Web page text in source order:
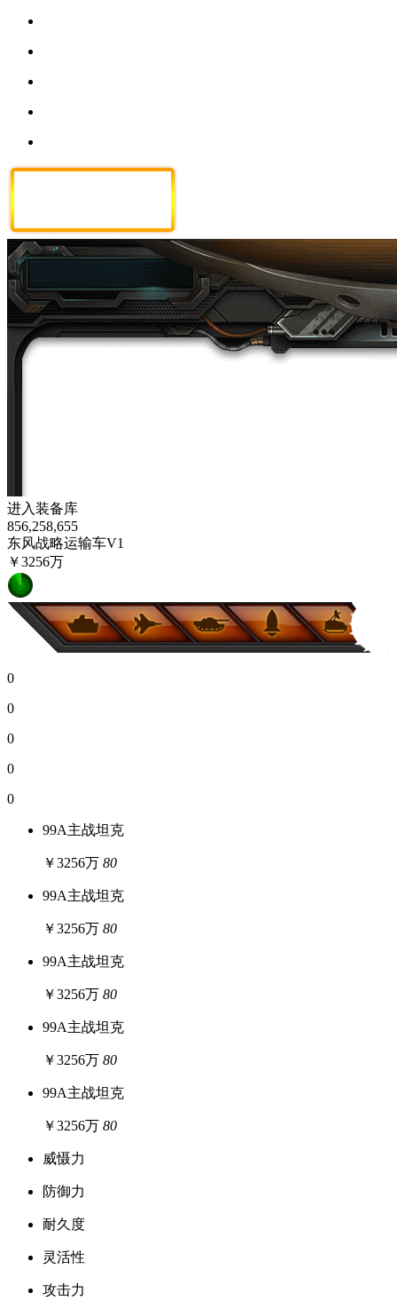
进入装备库
856,258,655
东风战略运输车V1
￥3256万
0
0
0
0
0
99A主战坦克
￥3256万 80
99A主战坦克
￥3256万 80
99A主战坦克
￥3256万 80
99A主战坦克
￥3256万 80
99A主战坦克
￥3256万 80
威慑力
防御力
耐久度
灵活性
攻击力